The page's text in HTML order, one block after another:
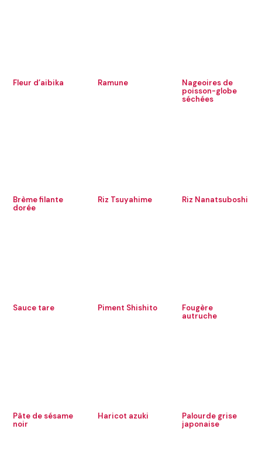
Fleur d’aibika Ramune
Nageoires de
poisson-globe
séchées
Brème filante
dorée
Riz Tsuyahime Riz Nanatsuboshi
Sauce tare Piment Shishito
Fougère
autruche
Pâte de sésame
noir
Haricot azuki
Palourde grise
japonaise